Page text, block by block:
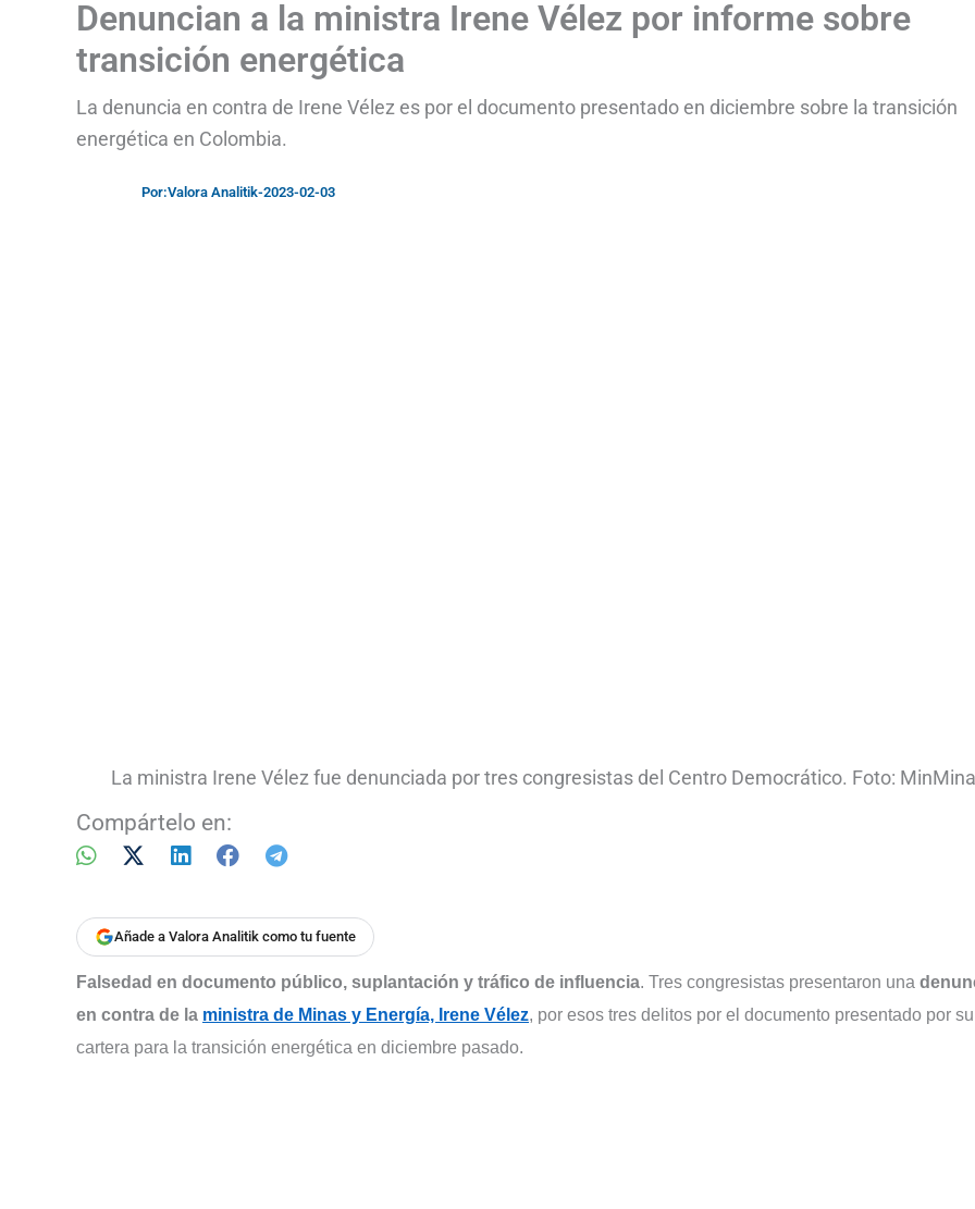
Denuncian a la ministra Irene Vélez por informe sobre
transición energética
La denuncia en contra de Irene Vélez es por el documento presentado en diciembre sobre la transición
energética en Colombia.
Por:Valora Analitik-2023-02-03
La ministra Irene Vélez fue denunciada por tres congresistas del Centro Democrático. Foto:
Compártelo en:
Añade a Valora Analitik como tu fuente
Falsedad en documento público, suplantación y tráfico de influencia. Tres congresistas presentaron una
en contra de la ministra de Minas y Energía, Irene Vélez, por esos tres delitos por el documento presentado por su
cartera para la transición energética en diciembre pasado.